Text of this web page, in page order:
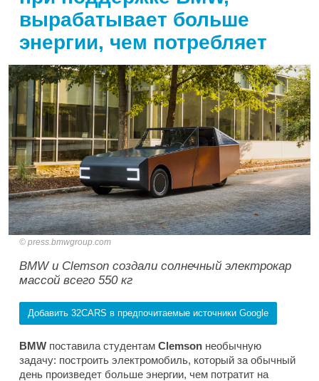
вырабатывает больше
энергии, чем потребляет
press.bmwgroup.com
BMW и Clemson создали солнечный электрокар
массой всего 550 кг
Добавить 32CARS в предпочитаемые источники Google
BMW поставила студентам Clemson необычную
задачу: построить электромобиль, который за обычный
день произведет больше энергии, чем потратит на